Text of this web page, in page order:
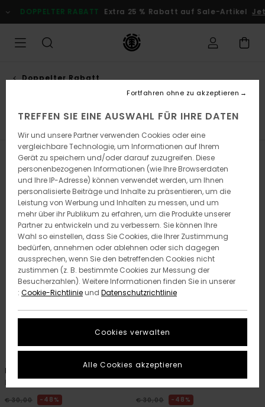
zur
Produkt
springen
RABATT Extra 25 % Rabatt auf Sale-Artikel Jetzt
Doppelter Rabatt
Filtern & Sortieren 463Ergebnisse
Direkt
Filterkriterien
springen
Überspringen
filtern
nach
12 ORGANIC COTTON
Icon Label Pocket
Männer Blau T-Shirt
€ 30,00 48%
12 ORGANIC COTTON
Icon Label Pocket
€ 30,00 48%
TREFFEN SIE EINE AUSWAHL FÜR IHRE DATEN
Wir und unsere Partner verwenden Cookies oder eine
vergleichbare Technologie, um Informationen auf Ihrem
Gerät zu speichern und/oder darauf zuzugreifen. Diese
personenbezogenen Informationen (wie Ihre Browserdaten
und Ihre IP-Adresse) können verwendet werden, um Ihnen
personalisierte Beiträge und Inhalte zu präsentieren, um die
Leistung von Werbung und Inhalten zu messen, und um
mehr über ihr Publikum zu erfahren, um die Produkte unserer
Partner zu entwickeln und zu verbessern. Sie können Ihre
Wahl so einstellen, dass Sie Cookies, die Ihrer Zustimmung
bedürfen, annehmen oder ablehnen oder sich dagegen
aussprechen, wenn Sie den betreffenden Cookies nicht
zustimmen (z. B. bestimmte Cookies zur Messung der
Besucherzahlen). Weitere Informationen finden Sie in unserer
: Cookie-Richtlinieund Datenschutzrichtlinie
Cookies verwalten
Fortfahren ohne zu akzeptieren
Alle Cookies akzeptieren